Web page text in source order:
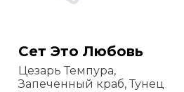
Сет Это Любовь
Цезарь Темпура,
Запеченный краб, Тунец